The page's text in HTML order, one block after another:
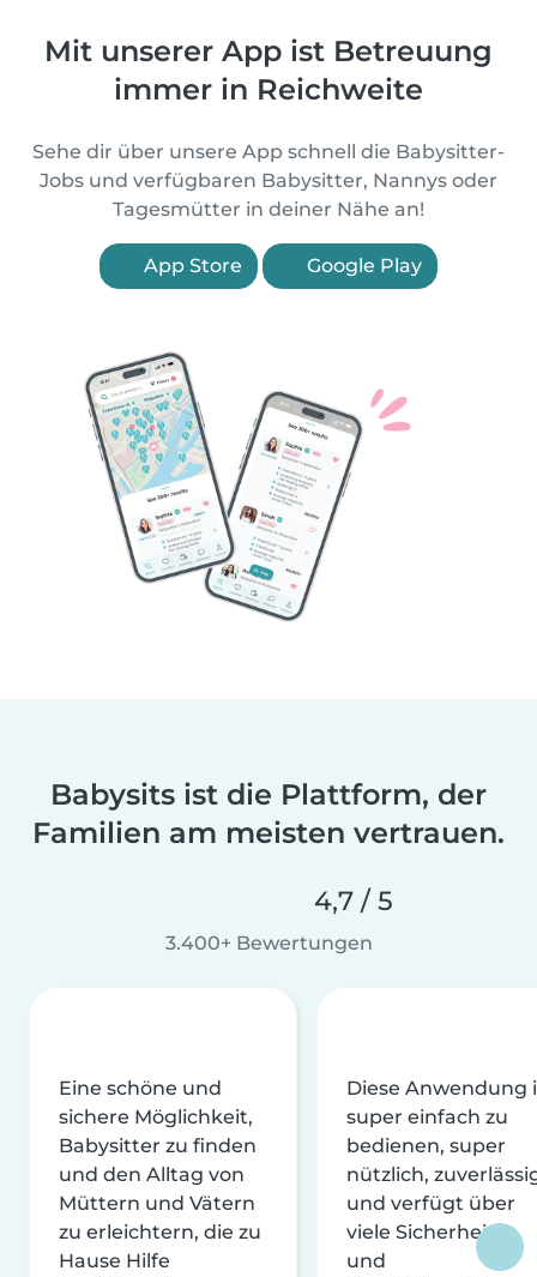
Mit unserer App ist Betreuung
immer in Reichweite
Sehe dir über unsere App schnell die Babysitter-
Jobs und verfügbaren Babysitter, Nannys oder
Tagesmütter in deiner Nähe an!
App Store Google Play
Babysits ist die Plattform, der
Familien am meisten vertrauen.
4,7 / 5
3.400+ Bewertungen
Eine schöne und
sichere Möglichkeit,
Babysitter zu finden
und den Alltag von
Müttern und Vätern
zu erleichtern, die zu
Hause Hilfe
Diese Anwendung
super einfach zu
bedienen, super
nützlich,
und verfügt über
viele Sicherheits-
und